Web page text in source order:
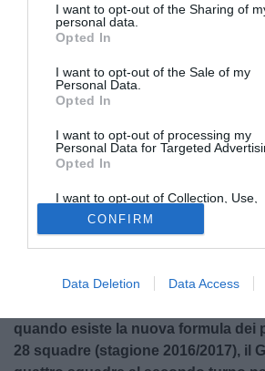
I want to opt-out of the Sharing of
personal data.
Opted In
I want to opt-out of the Sale of my
Personal Data.
Opted In
I want to opt-out of processing my
Personal Data for Targeted
Opted In
I want to opt-out of Collection, Use,
Retention, Sale, and/or Sharing of my
Personal Data that Is Unrelated with
Purposes for which it was collected.
Opted Out
CONFIRM
Data Deletion Data Access
© foto di Nicola Remollino
I playoff entrano nel loro momento
sedi di Sky a Milano, andranno in
definiranno non solo gli accoppiamenti
ma anche l’intero tabellone fino alla
quando esiste la nuova formula dei
28 squadre (stagione 2016/2017), il